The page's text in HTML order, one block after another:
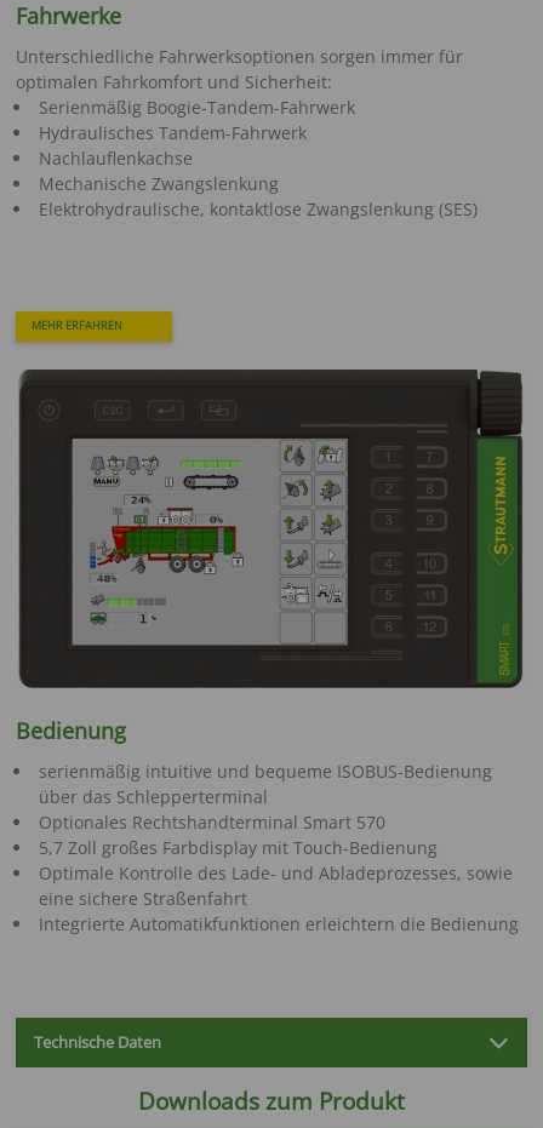
Fahrwerke
Unterschiedliche Fahrwerksoptionen sorgen immer für
optimalen Fahrkomfort und Sicherheit:
Serienmäßig Boogie-Tandem-Fahrwerk
Hydraulisches Tandem-Fahrwerk
Nachlauflenkachse
Mechanische Zwangslenkung
Elektrohydraulische, kontaktlose Zwangslenkung (SES)
MEHR ERFAHREN
Bedienung
serienmäßig intuitive und bequeme ISOBUS-Bedienung
über das Schlepperterminal
Optionales Rechtshandterminal Smart 570
5,7 Zoll großes Farbdisplay mit Touch-Bedienung
Optimale Kontrolle des Lade- und Abladeprozesses, sowie
eine sichere Straßenfahrt
Integrierte Automatikfunktionen erleichtern die Bedienung
Technische Daten
Downloads zum Produkt